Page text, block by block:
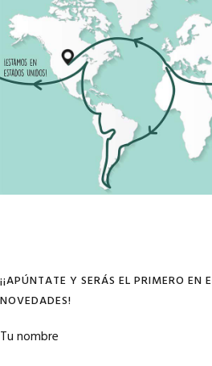
¡¡APÚNTATE Y SERÁS EL PRIMERO EN
NOVEDADES!
Tu nombre